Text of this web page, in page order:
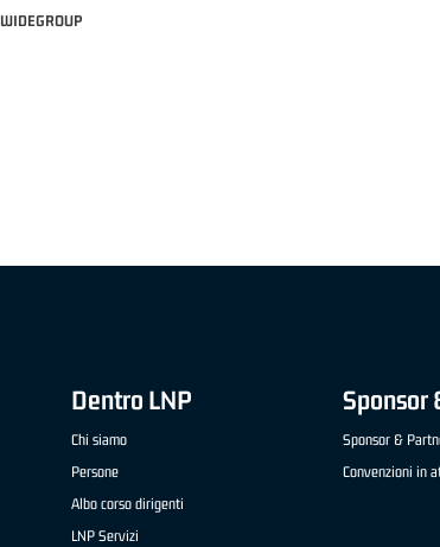
WIDEGROUP
Dentro LNP
Chi siamo
Persone
Albo corso dirigenti
LNP Servizi
Sponsor
Sponsor &
Convenzioni in